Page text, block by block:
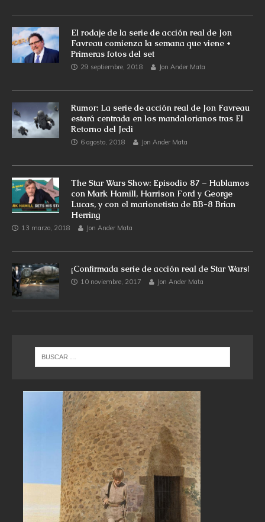
El rodaje de la serie de acción real de Jon
Favreau comienza la semana que viene +
Primeras fotos del set
29 septiembre, 2018 Jon Ander Mata
Rumor: La serie de acción real de Jon Favreau
estará centrada en los mandalorianos tras El
Retorno del Jedi
6 agosto, 2018 Jon Ander Mata
The Star Wars Show: Episodio 87 – Hablamos
con Mark Hamill, Harrison Ford y George
Lucas, y con el marionetista de BB-8 Brian
Herring
13 marzo, 2018 Jon Ander Mata
¡Confirmada serie de acción real de Star Wars!
10 noviembre, 2017 Jon Ander Mata